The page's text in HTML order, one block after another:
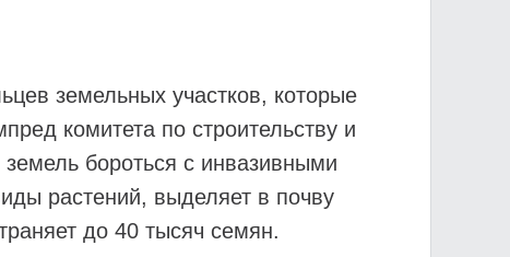
земельных участков, которые
комитета по строительству и
бороться с инвазивными
растений, выделяет в почву
до 40 тысяч семян.